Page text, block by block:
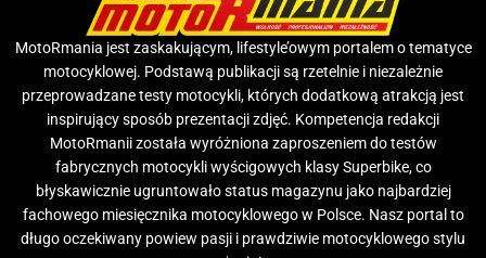
MotoRmania jest zaskakującym, lifestyle’owym portalem o tematyce
motocyklowej. Podstawą publikacji są rzetelnie i niezależnie
przeprowadzane testy motocykli, których dodatkową atrakcją jest
inspirujący sposób prezentacji zdjęć. Kompetencja redakcji
MotoRmanii została wyróżniona zaproszeniem do testów
fabrycznych motocykli wyścigowych klasy Superbike, co
błyskawicznie ugruntowało status magazynu jako najbardziej
fachowego miesięcznika motocyklowego w Polsce. Nasz portal to
długo oczekiwany powiew pasji i prawdziwie motocyklowego stylu